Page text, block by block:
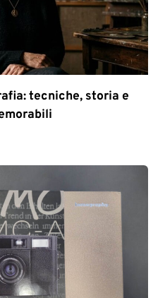
tecniche, storia e